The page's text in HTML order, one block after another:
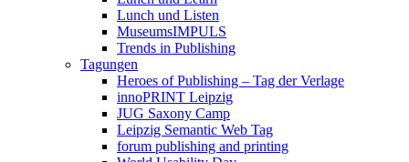
Lunch und Listen
MuseumsIMPULS
Trends in Publishing
Tagungen
Heroes of Publishing – Tag der Verlage
innoPRINT Leipzig
JUG Saxony Camp
Leipzig Semantic Web Tag
forum publishing and printing